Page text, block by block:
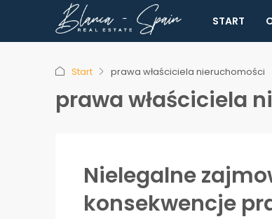
START
Start prawa właściciela nieruchomości
prawa właściciela
Nielegalne
konsekwencje